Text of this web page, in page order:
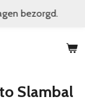
bezorgd.
Slambal